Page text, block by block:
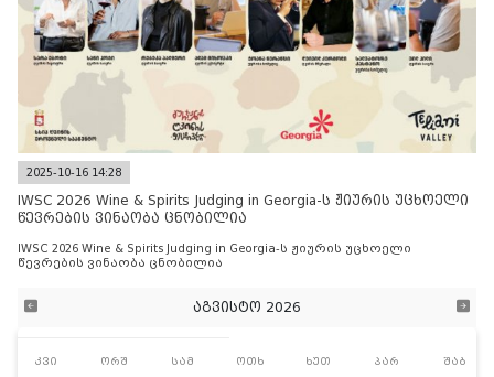
2025-10-16 14:28
IWSC 2026 Wine & Spirits Judging in Georgia-ს ჟიურის უცხოელი
წევრების ვინაობა ცნობილია
IWSC 2026 Wine & Spirits Judging in Georgia-ს ჟიურის უცხოელი
წევრების ვინაობა ცნობილია
აგვისტო 2026
კვი ორშ სამ ოთხ ხუთ პარ შაბ